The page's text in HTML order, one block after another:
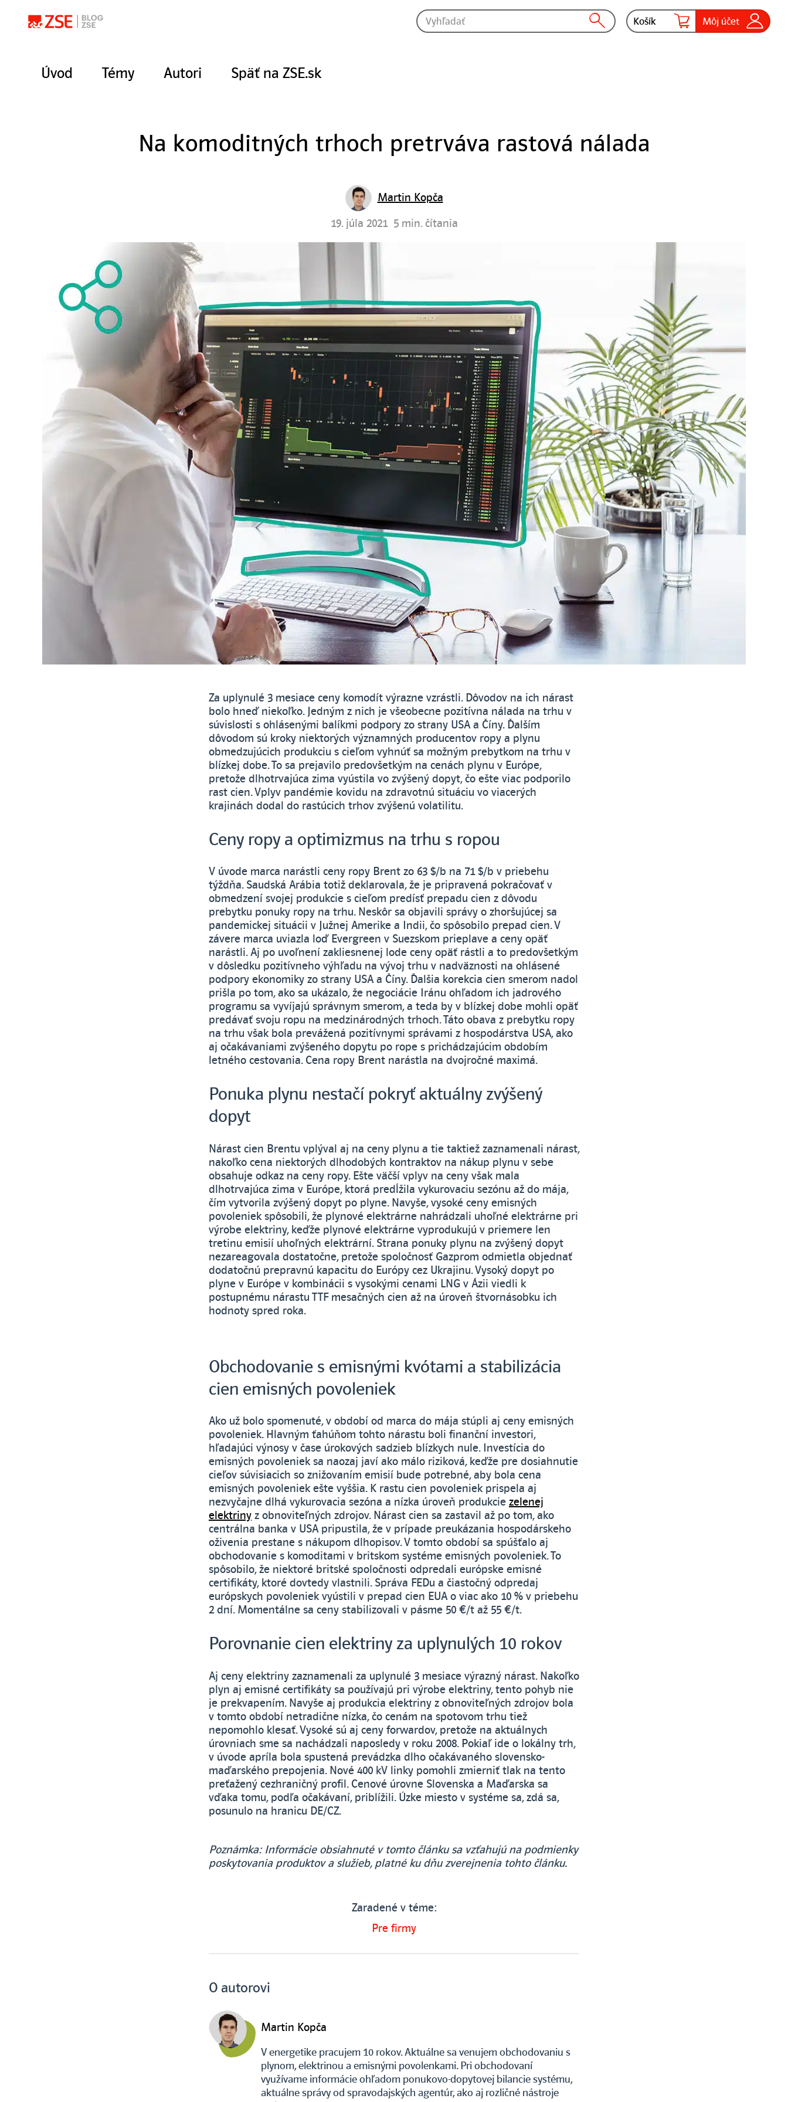
Košík Môj účet
Úvod Témy Autori Späť na ZSE.sk
Na komoditných trhoch pretrváva rastová nálada
Martin Kopča
19. júla 2021 5 min. čítania
Za uplynulé 3 mesiace ceny komodít výrazne vzrástli. Dôvodov na ich nárast
bolo hneď niekoľko. Jedným z nich je všeobecne pozitívna nálada na trhu v
súvislosti s ohlásenými balíkmi podpory zo strany USA a Číny. Ďalším
dôvodom sú kroky niektorých významných producentov ropy a plynu
obmedzujúcich produkciu s cieľom vyhnúť sa možným prebytkom na trhu v
blízkej dobe. To sa prejavilo predovšetkým na cenách plynu v Európe,
pretože dlhotrvajúca zima vyústila vo zvýšený dopyt, čo ešte viac podporilo
rast cien. Vplyv pandémie kovidu na zdravotnú situáciu vo viacerých
krajinách dodal do rastúcich trhov zvýšenú volatilitu.
Ceny ropy a optimizmus na trhu s ropou
V úvode marca narástli ceny ropy Brent zo 63 $/b na 71 $/b v priebehu
týždňa. Saudská Arábia totiž deklarovala, že je pripravená pokračovať v
obmedzení svojej produkcie s cieľom predísť prepadu cien z dôvodu
prebytku ponuky ropy na trhu. Neskôr sa objavili správy o zhoršujúcej sa
pandemickej situácii v Južnej Amerike a Indii, čo spôsobilo prepad cien. V
závere marca uviazla loď Evergreen v Suezskom prieplave a ceny opäť
narástli. Aj po uvoľnení zakliesnenej lode ceny opäť rástli a to predovšetkým
v dôsledku pozitívneho výhľadu na vývoj trhu v nadväznosti na ohlásené
podpory ekonomiky zo strany USA a Číny. Ďalšia korekcia cien smerom nadol
prišla po tom, ako sa ukázalo, že negociácie Iránu ohľadom ich jadrového
programu sa vyvíjajú správnym smerom, a teda by v blízkej dobe mohli opäť
predávať svoju ropu na medzinárodných trhoch. Táto obava z prebytku ropy
na trhu však bola prevážená pozitívnymi správami z hospodárstva USA, ako
aj očakávaniami zvýšeného dopytu po rope s prichádzajúcim obdobím
letného cestovania. Cena ropy Brent narástla na dvojročné maximá.
Ponuka plynu nestačí pokryť aktuálny zvýšený
dopyt
Nárast cien Brentu vplýval aj na ceny plynu a tie taktiež zaznamenali nárast,
nakoľko cena niektorých dlhodobých kontraktov na nákup plynu v sebe
obsahuje odkaz na ceny ropy. Ešte väčší vplyv na ceny však mala
dlhotrvajúca zima v Európe, ktorá predĺžila vykurovaciu sezónu až do mája,
čím vytvorila zvýšený dopyt po plyne. Navyše, vysoké ceny emisných
povoleniek spôsobili, že plynové elektrárne nahrádzali uhoľné elektrárne pri
výrobe elektriny, keďže plynové elektrárne vyprodukujú v priemere len
tretinu emisií uhoľných elektrární. Strana ponuky plynu na zvýšený dopyt
nezareagovala dostatočne, pretože spoločnosť Gazprom odmietla objednať
dodatočnú prepravnú kapacitu do Európy cez Ukrajinu. Vysoký dopyt po
plyne v Európe v kombinácii s vysokými cenami LNG v Ázii viedli k
postupnému nárastu TTF mesačných cien až na úroveň štvornásobku ich
hodnoty spred roka.
Obchodovanie s emisnými kvótami a stabilizácia
cien emisných povoleniek
Ako už bolo spomenuté, v období od marca do mája stúpli aj ceny emisných
povoleniek. Hlavným ťahúňom tohto nárastu boli finanční investori,
hľadajúci výnosy v čase úrokových sadzieb blízkych nule. Investícia do
emisných povoleniek sa naozaj javí ako málo riziková, keďže pre dosiahnutie
cieľov súvisiacich so znižovaním emisií bude potrebné, aby bola cena
emisných povoleniek ešte vyššia. K rastu cien povoleniek prispela aj
nezvyčajne dlhá vykurovacia sezóna a nízka úroveň produkcie zelenej
elektriny z obnoviteľných zdrojov. Nárast cien sa zastavil až po tom, ako
centrálna banka v USA pripustila, že v prípade preukázania hospodárskeho
oživenia prestane s nákupom dlhopisov. V tomto období sa spúšťalo aj
obchodovanie s komoditami v britskom systéme emisných povoleniek. To
spôsobilo, že niektoré britské spoločnosti odpredali európske emisné
certifikáty, ktoré dovtedy vlastnili. Správa FEDu a čiastočný odpredaj
európskych povoleniek vyústili v prepad cien EUA o viac ako 10 % v priebehu
2 dní. Momentálne sa ceny stabilizovali v pásme 50 €/t až 55 €/t.
Porovnanie cien elektriny za uplynulých 10 rokov
Aj ceny elektriny zaznamenali za uplynulé 3 mesiace výrazný nárast. Nakoľko
plyn aj emisné certifikáty sa používajú pri výrobe elektriny, tento pohyb nie
je prekvapením. Navyše aj produkcia elektriny z obnoviteľných zdrojov bola
v tomto období netradične nízka, čo cenám na spotovom trhu tiež
nepomohlo klesať. Vysoké sú aj ceny forwardov, pretože na aktuálnych
úrovniach sme sa nachádzali naposledy v roku 2008. Pokiaľ ide o lokálny trh,
v úvode apríla bola spustená prevádzka dlho očakávaného slovensko-
maďarského prepojenia. Nové 400 kV linky pomohli zmierniť tlak na tento
preťažený cezhraničný profil. Cenové úrovne Slovenska a Maďarska sa
vďaka tomu, podľa očakávaní, priblížili. Úzke miesto v systéme sa, zdá sa,
posunulo na hranicu DE/CZ.
Poznámka: Informácie obsiahnuté v tomto článku sa vzťahujú na podmienky
poskytovania produktov a služieb, platné ku dňu zverejnenia tohto článku.
Zaradené v téme:
Pre firmy
O autorovi
Martin Kopča
V energetike pracujem 10 rokov. Aktuálne sa venujem obchodovaniu s
plynom, elektrinou a emisnými povolenkami. Pri obchodovaní
využívame informácie ohľadom ponukovo-dopytovej bilancie systému,
aktuálne správy od spravodajských agentúr, ako aj rozličné nástroje